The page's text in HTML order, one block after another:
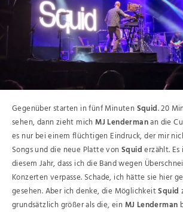
Gegenüber starten in fünf MinutenSquid. 20
sehen, dann zieht michMJ Lendermanan die
es nur bei einem flüchtigen Eindruck, der mir
Songs und die neue Platte vonSquiderzählt.
diesem Jahr, dass ich die Band wegen
Konzerten verpasse. Schade, ich hätte sie hier
gesehen. Aber ich denke, die MöglichkeitSquid
grundsätzlich größer als die, einMJ Lenderman